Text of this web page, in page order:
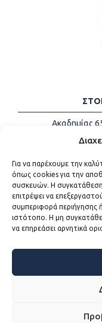
Για να παρέχουμε την
όπως cookies για την
συσκευών. Η συγκατάθεση
επιτρέψει να
συμπεριφορά περιήγησης
ιστότοπο. Η μη
να επηρεάσει αρνητικά
Ακαδημίας